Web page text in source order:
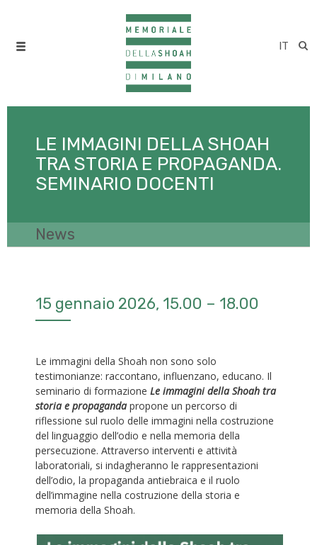
IT
LE IMMAGINI DELLA SHOAH
TRA STORIA E PROPAGANDA.
SEMINARIO DOCENTI
News
15 gennaio 2026, 15.00 – 18.00
Le immagini della Shoah non sono solo
testimonianze: raccontano, influenzano, educano. Il
seminario di formazione Le immagini della Shoah tra
storia e propagandapropone un percorso di
riflessione sul ruolo delle immagini nella costruzione
del linguaggio dell’odio e nella memoria della
persecuzione. Attraverso interventi e attività
laboratoriali, si indagheranno le rappresentazioni
dell’odio, la propaganda antiebraica e il ruolo
dell’immagine nella costruzione della storia e
memoria della Shoah.